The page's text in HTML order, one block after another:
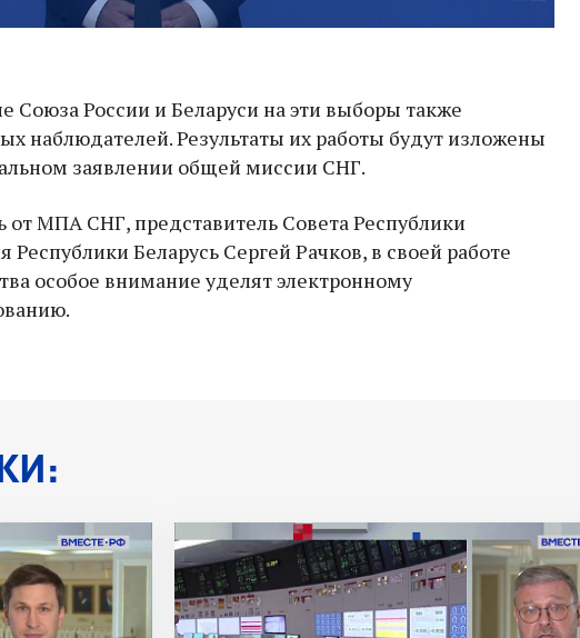
Союза России и Беларуси на эти выборы также
наблюдателей. Результаты их работы будут изложены
заявлении общей миссии СНГ.
от МПА СНГ, представитель Совета Республики
Республики Беларусь Сергей Рачков, в своей работе
особое внимание уделят электронному